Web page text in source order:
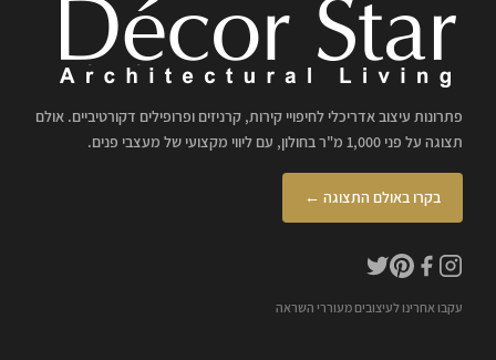
פתרונות עיצוב אדריכלי לחיפויי קירות, קרניזים ופרופילים דקורטיביים. אולם
תצוגה על פני 1,000 מ"ר בחולון, עם ליווי מקצועי של מעצבי פנים.
בקרו באולם התצוגה ←
עקבו אחרינו לעיצובים מעוררי השראה